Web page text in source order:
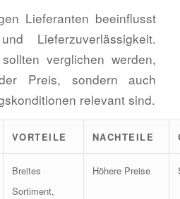
Lieferanten beeinflusst
Lieferzuverlässigkeit.
verglichen werden,
Preis, sondern auch
relevant sind.
VORTEILE NACHTEILE
Breites
Sortiment,
Höhere Preise